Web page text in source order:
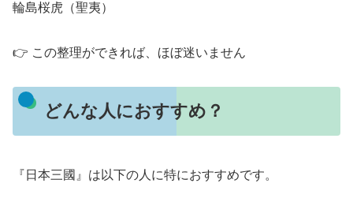
輪島桜虎（聖夷）
👉 この整理ができれば、ほぼ迷いません
どんな人におすすめ？
『日本三國』は以下の人に特におすすめです。